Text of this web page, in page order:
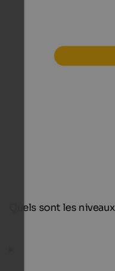
Quels sont les